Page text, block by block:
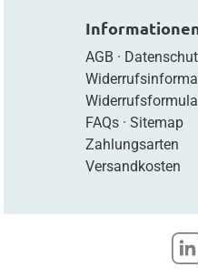
AGB ·
FAQs· Sitemap
Zahlungsarten
Versandkosten